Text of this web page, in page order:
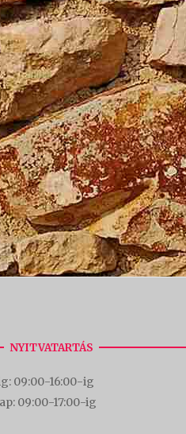
NYITVATARTÁS
09:00-16:00-ig
09:00-17:00-ig